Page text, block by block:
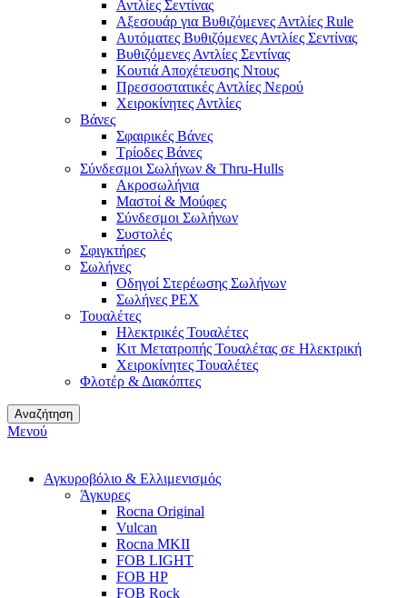
Αντλίες Σεντίνας
Αξεσουάρ για Βυθιζόμενες Αντλίες Rule
Αυτόματες Βυθιζόμενες Αντλίες Σεντίνας
Βυθιζόμενες Αντλίες Σεντίνας
Κουτιά Αποχέτευσης Ντους
Πρεσσοστατικές Αντλίες Νερού
Χειροκίνητες Αντλίες
Βάνες
Σφαιρικές Βάνες
Τρίοδες Βάνες
Σύνδεσμοι Σωλήνων & Thru-Hulls
Ακροσωλήνια
Μαστοί & Μούφες
Σύνδεσμοι Σωλήνων
Συστολές
Σφιγκτήρες
Σωλήνες
Οδηγοί Στερέωσης Σωλήνων
Σωλήνες PEX
Τουαλέτες
Ηλεκτρικές Τουαλέτες
Κιτ Μετατροπής Τουαλέτας σε Ηλεκτρική
Χειροκίνητες Τουαλέτες
Φλοτέρ & Διακόπτες
Αναζήτηση
Μενού
Αγκυροβόλιο & Ελλιμενισμός
Άγκυρες
Rocna Original
Vulcan
Rocna MKII
FOB LIGHT
FOB HP
FOB Rock